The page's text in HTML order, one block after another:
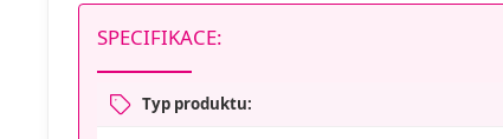
SPECIFIKACE:
Typ produktu: